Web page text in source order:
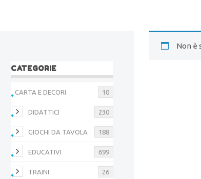
Non è
CATEGORIE
CARTA E DECORI 10
DIDATTICI 230
GIOCHI DA TAVOLA 188
EDUCATIVI 699
TRAINI 26